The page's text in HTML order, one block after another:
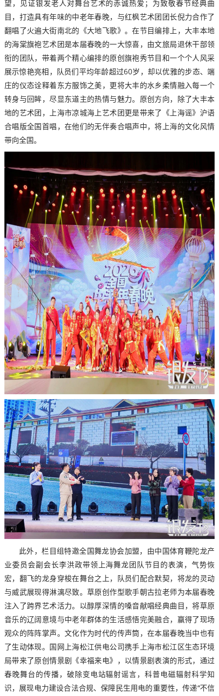
望，见证银发老人对舞台艺术的赤诚热爱；为致敬春节经典曲
目，打造具有年味的中老年春晚，与红枫艺术团团长倪力合作了
翻唱了火遍大街南北的《大地飞歌》。在节目编排上，大丰本地
的海棠旗袍艺术团是本届春晚的一大惊喜，由文旅局退休干部领
衔的团队，带着两个精心编排的原创旗袍秀节目和一个个人风采
展示惊艳亮相，队员们平均年龄超过60岁，却以优雅的步态、端
庄的仪态诠释着东方服饰之美，更将大丰的水乡柔情融入每一个
转身与回眸，尽显东道主的热情与魅力。原创方向，除了大丰本
地的艺术团，上海市凉城海上艺术团更是带来了《上海谣》沪语
合唱版全国首唱，在他们的无伴奏合唱声中，将上海的文化风情
带向全国。
此外，栏目组特邀全国舞龙协会加盟，由中国体育鞭陀龙产
业委员会副会长李洪政带领上海舞龙团队节目的表演，气势恢
宏，翻飞的龙身穿梭在舞台之上，队员们配合默契，将龙的灵动
与威武展现得淋漓尽致。草原创作型歌手朝古拉老师为本届春晚
注入了跨界艺术活力。以醇厚深情的嗓音献唱经典曲目，将草原
音乐的辽阔意境与中老年群体的生活感悟完美融合，赢得了现场
观众的阵阵掌声。文化作为时代的传声筒，在本届春晚当中也有
了生动体现。国网上海松江供电公司携手上海市松江区生态环境
局带来了原创情景剧《幸福来电》，以情景剧表演的形式，通过
春晚舞台的传播，破除变电站辐射谣言，科普电磁辐射科学知
识，展现电力建设合法合规、保障民生用电的重要性，传递“不信